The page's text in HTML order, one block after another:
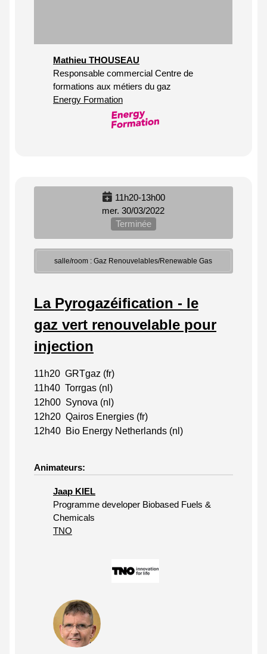
Mathieu THOUSEAU
Responsable commercial Centre de
formations aux métiers du gaz
Energy Formation
11h20-13h00
mer. 30/03/2022
Terminée
salle/room : Gaz Renouvelables/Renewable Gas
La Pyrogazéification - le
gaz vert renouvelable pour
injection
11h20 GRTgaz (fr)
11h40 Torrgas (nl)
12h00 Synova (nl)
12h20 Qairos Energies (fr)
12h40 Bio Energy Netherlands (nl)
Animateurs:
Jaap KIEL
Programme developer Biobased Fuels &
Chemicals
TNO